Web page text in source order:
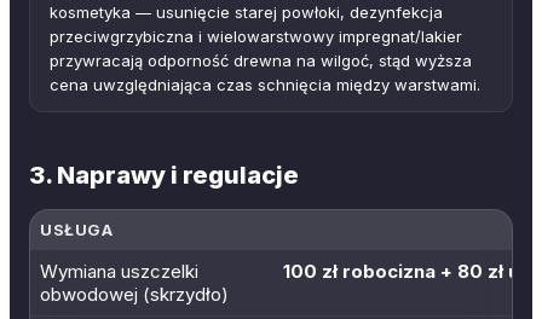
kosmetyka — usunięcie starej powłoki, dezynfekcja
przeciwgrzybiczna i wielowarstwowy impregnat/lakier
przywracają odporność drewna na wilgoć, stąd wyższa
cena uwzględniająca czas schnięcia między warstwami.
3. Naprawy i regulacje
USŁUGA
Wymiana uszczelki
obwodowej (skrzydło)
100 zł robocizna + 80 zł